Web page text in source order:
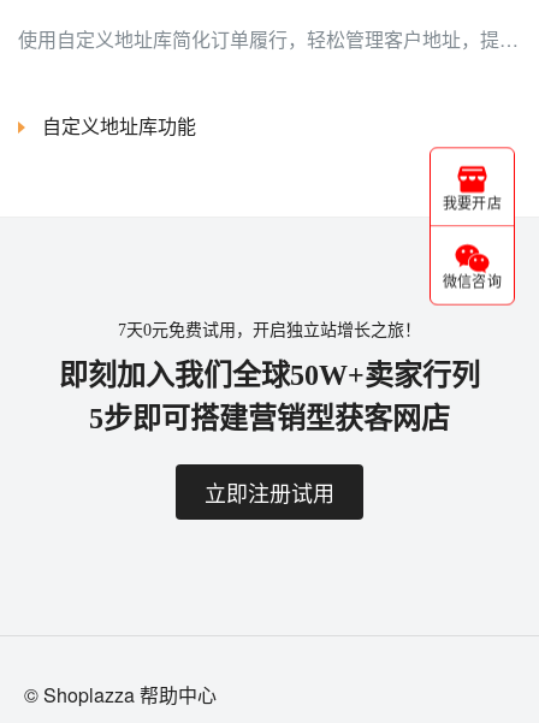
使用自定义地址库简化订单履行，轻松管理客户地址，提升购物体验。
自定义地址库功能
我要开店
微信咨询
7天0元免费试用，开启独立站增长之旅！
即刻加入我们全球50W+卖家行列
5步即可搭建营销型获客网店
立即注册试用
© Shoplazza 帮助中心